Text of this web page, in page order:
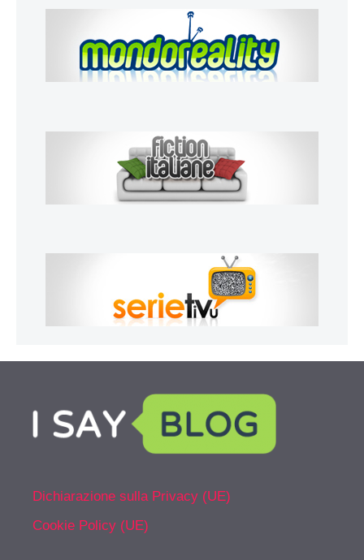
Dichiarazione sulla Privacy (UE)
Cookie Policy (UE)